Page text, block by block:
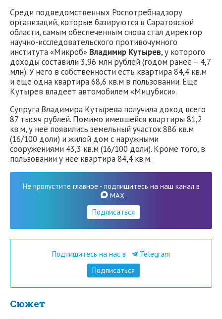
Среди подведомственных Роспотребнадзору
организаций, которые базируются в Саратовской
области, самым обеспеченным снова стал директор
научно-исследовательского противочумного
института «Микроб» Владимир Кутырев, у которого
доходы составили 3,96 млн рублей (годом ранее – 4,7
млн). У него в собственности есть квартира 84,4 кв.м
и еще одна квартира 68,6 кв.м в пользовании. Еще
Кутырев владеет автомобилем «Мицубиси».
Супруга Владимира Кутырева получила доход всего
87 тысяч рублей. Помимо имевшейся квартиры 81,2
кв.м, у нее появились земельный участок 886 кв.м
(16/100 доли) и жилой дом с наружными
сооружениями 43,3 кв.м (16/100 доли). Кроме того, в
пользовании у нее квартира 84,4 кв.м.
Не пропустите главное - подпишитесь на наш канал в
MAX
Подписаться
Подпишитесь на нас в
Telegram
Подписаться
Сюжет